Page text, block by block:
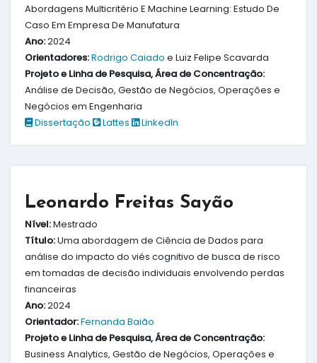
Abordagens Multicritério E Machine Learning: Estudo De
Caso Em Empresa De Manufatura
Ano:2024
Orientadores:Rodrigo Caiado e Luiz Felipe Scavarda
Projeto e Linha de Pesquisa, Área de Concentração:
Análise de Decisão, Gestão de Negócios, Operações e
Negócios em Engenharia
Dissertação
Lattes LinkedIn
Leonardo Freitas Sayão
Nível:Mestrado
Título:Uma abordagem de Ciência de Dados para
análise do impacto do viés cognitivo de busca de risco
em tomadas de decisão individuais envolvendo perdas
financeiras
Ano:2024
Orientador:Fernanda Baião
Projeto e Linha de Pesquisa, Área de Concentração:
Business Analytics, Gestão de Negócios, Operações e